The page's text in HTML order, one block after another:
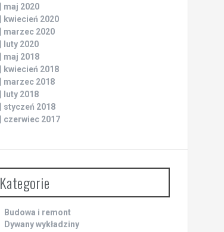
maj 2020
kwiecień 2020
marzec 2020
luty 2020
maj 2018
kwiecień 2018
marzec 2018
luty 2018
styczeń 2018
czerwiec 2017
Kategorie
Budowa i remont
Dywany wykładziny